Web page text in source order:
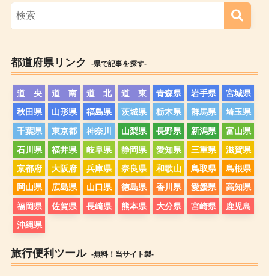
都道府県リンク -県で記事を探す-
道 央 道 南 道 北 道 東 青森県 岩手県
宮城県
秋田県
山形県 福島県 茨城県 栃木県 群馬県
埼玉県
千葉県
東京都 神奈川 山梨県 長野県 新潟県
富山県
石川県
福井県 岐阜県 静岡県 愛知県 三重県
滋賀県
京都府
大阪府 兵庫県 奈良県 和歌山 鳥取県
島根県
岡山県
広島県 山口県 徳島県 香川県 愛媛県
高知県
福岡県
佐賀県 長崎県 熊本県 大分県 宮崎県
鹿児島
沖縄県
旅行便利ツール -無料！当サイト製-